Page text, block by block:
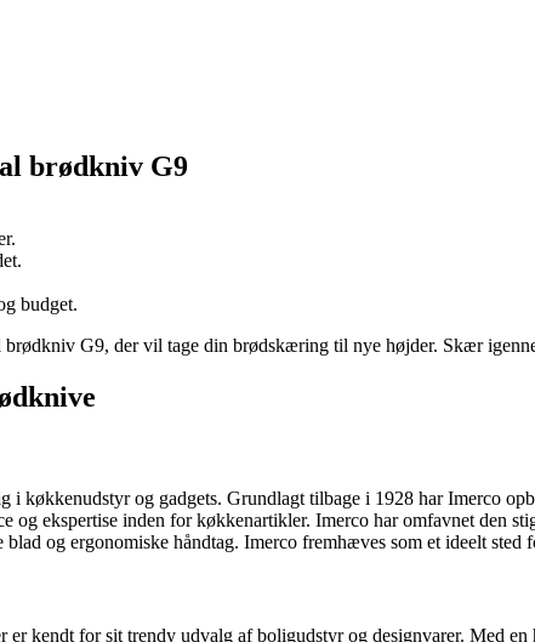
brødkniv G9
budget.
G9, der vil tage din brødskæring til nye højder. Skær
i køkkenudstyr og gadgets. Grundlagt tilbage i 1928 har Imerco
og ekspertise inden for køkkenartikler. Imerco har omfavnet den
og ergonomiske håndtag. Imerco fremhæves som et ideelt
kendt for sit trendy udvalg af boligudstyr og designvarer. Med